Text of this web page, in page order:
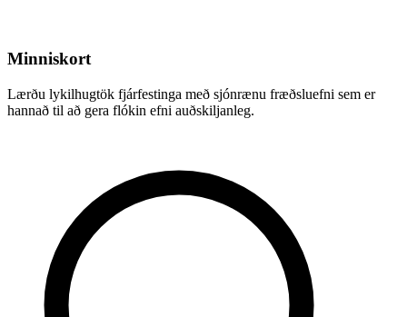
Minniskort
Lærðu lykilhugtök fjárfestinga með sjónrænu fræðsluefni sem er
hannað til að gera flókin efni auðskiljanleg.